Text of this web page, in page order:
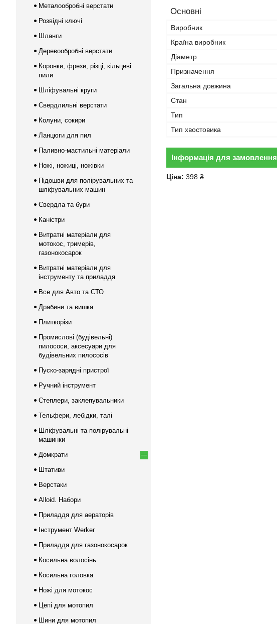
Основні
Виробник
Країна виробник
Діаметр
Призначення
Загальна довжина
Стан
Тип
Тип хвостовика
Інформація для замовлення
Ціна: 398 ₴
Металообробні верстати
Розвідні ключі
Шланги
Деревообробні верстати
Коронки, фрези, різці, кільцеві
пили
Шліфувальні круги
Свердлильні верстати
Колуни, сокири
Ланцюги для пил
Паливно-мастильні матеріали
Ножі, ножиці, ножівки
Підошви для полірувальних та
шліфувальних машин
Свердла та бури
Каністри
Витратні матеріали для
мотокос, тримерів,
газонокосарок
Витратні матеріали для
інструменту та приладдя
Все для Авто та СТО
Драбини та вишка
Плиткорізи
Промислові (будівельні)
пилососи, аксесуари для
будівельних пилососів
Пуско-зарядні пристрої
Ручний інструмент
Степлери, заклепувальники
Тельфери, лебідки, талі
Шліфувальні та полірувальні
машинки
Домкрати
Штативи
Верстаки
Alloid. Набори
Приладдя для аераторів
Інструмент Werker
Приладдя для газонокосарок
Косильна волосінь
Косильна головка
Ножі для мотокос
Цепі для мотопил
Шини для мотопил